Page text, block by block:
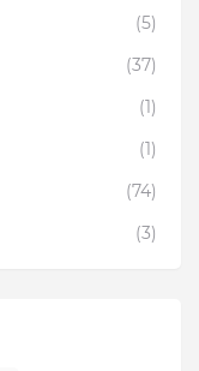
(5)
(37)
(1)
(1)
(74)
(3)